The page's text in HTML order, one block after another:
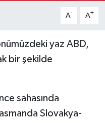
A- A+
yaz ABD,
bir şekilde
sahasında
Slovakya-